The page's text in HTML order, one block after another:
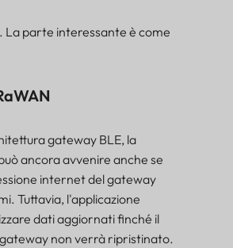
La parte interessante è come
gateway BLE, la
ancora avvenire anche se
internet del gateway
Tuttavia, l'applicazione
dati aggiornati finché il
non verrà ripristinato.